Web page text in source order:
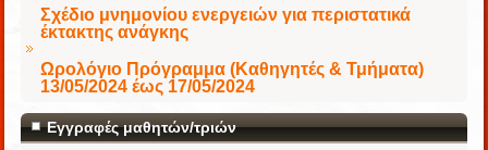
Σχέδιο μνημονίου ενεργειών για περιστατικά
έκτακτης ανάγκης
Ωρολόγιο Πρόγραμμα (Καθηγητές & Τμήματα)
13/05/2024 έως 17/05/2024
Εγγραφές μαθητών/τριών